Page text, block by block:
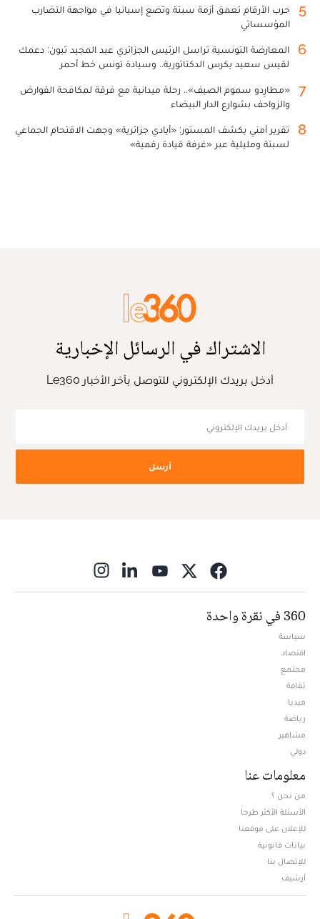
5
حرب الأرقام تعمق أزمة سبتة وتضع إسبانيا في مواجهة التضارب
المؤسساتي
6
المعارضة التونسية تراسل الرئيس الجزائري عبد المجيد تبون: دعمك
لقيس سعيد يكرس الدكتاتورية.. وسيادة تونس خط أحمر
7
«مطارِدو سموم الصيف».. رحلة ميدانية مع فرقة لمكافحة القوارض
والزواحف بشوارع الدار البيضاء
8
تقرير أمني يكشف المستور: «أيادي جزائرية» وجهت الاقتحام الجماعي
لسبتة ومليلية عبر «غرفة قيادة رقمية»
الاشتراك في الرسائل الإخبارية
أدخل بريدك الإلكتروني للتوصل بآخر الأخبار Le360
أرسل
360 في نقرة واحدة
سياسة
اقتصاد
مجتمع
ثقافة
ميديا
رياضة
مشاهير
دولي
معلومات عنا
من نحن ؟
الأسئلة الأكثر طرحا
للإعلان على موقعنا
بيانات قانونية
للإتصال بنا
أرشيف